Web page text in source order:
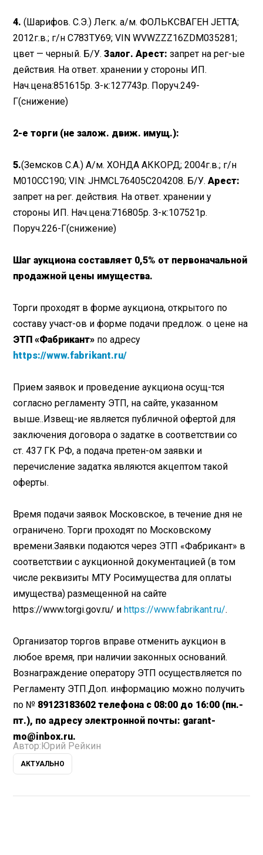
4.(Шарифов. С.Э.) Легк. а/м. ФОЛЬКСВАГЕН JETTA;
2012г.в.; г/н С783ТУ69; VIN WVWZZZ16ZDM035281;
цвет — черный. Б/У. Залог. Арест:запрет на рег-ые
действия. На ответ. хранении у стороны ИП.
Нач.цена:851615р. З-к:127743р. Поруч.249-
Г(снижение)
2-е торги (не залож. движ. имущ.):
5.(Земсков С.А.) А/м. ХОНДА АККОРД; 2004г.в.; г/н
М010СС190; VIN: JHMCL76405С204208. Б/У.Арест:
запрет на рег. действия. На ответ. хранении у
стороны ИП. Нач.цена:716805р. З-к:107521р.
Поруч.226-Г(снижение)
Шаг аукциона составляет 0,5% от первоначальной
продажной цены имущества.
Торги проходят в форме аукциона, открытого по
составу участ-ов и форме подачи предлож. о цене на
ЭТП «Фабрикант» по адресу
https://www.fabrikant.ru/
Прием заявок и проведение аукциона осущ-тся
согласно регламенту ЭТП, на сайте, указанном
выше..Извещ-ие является публичной офертой для
заключения договора о задатке в соответствии со
ст. 437 ГК РФ, а подача претен-ом заявки и
перечисление задатка являются акцептом такой
оферты.
Время подачи заявок Московское, в течение дня не
ограничено. Торги проходят по Московскому
времени.Заявки подаются через ЭТП «Фабрикант» в
соответствии с аукционной документацией (в том
числе реквизиты МТУ Росимущества для оплаты
имущества) размещенной на сайте
https://www.torgi.gov.ru/ иhttps://www.fabrikant.ru/.
Организатор торгов вправе отменить аукцион в
любое время, при наличии законных оснований.
Вознаграждение оператору ЭТП осуществляется по
Регламенту ЭТП.Доп. информацию можно получить
по № 89123183602 телефона с 08:00 до 16:00 (пн.-
пт.), по адресу электронной почты: garant-
mo@inbox.ru.
Автор: Юрий Рейкин
АКТУАЛЬНО